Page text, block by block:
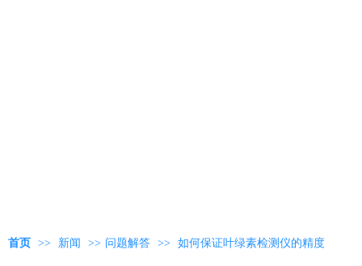
首页 >> 新闻 >> 问题解答 >> 如何保证叶绿素检测仪的精度